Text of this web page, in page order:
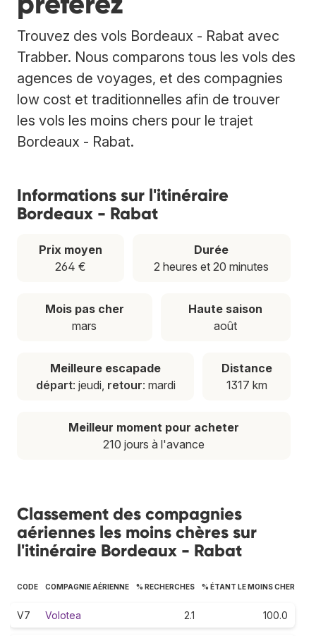
Trouvez des vols Bordeaux - Rabat avec
Trabber. Nous comparons tous les vols des
agences de voyages, et des compagnies
low cost et traditionnelles afin de trouver
les vols les moins chers pour le trajet
Bordeaux - Rabat.
Informations sur l'itinéraire
Bordeaux - Rabat
Prix moyen
264 €
Durée
2 heures et 20 minutes
Mois pas cher
mars
Haute saison
août
Meilleure escapade
départ: jeudi, retour: mardi
Distance
1317 km
Meilleur moment pour acheter
210 jours à l'avance
Classement des compagnies
aériennes les moins chères sur
l'itinéraire Bordeaux - Rabat
CODE COMPAGNIE AÉRIENNE % RECHERCHES % ÉTANT LE MOINS CHER
V7 Volotea 2.1 100.0